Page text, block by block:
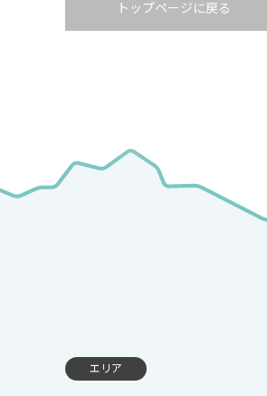
トップページに戻る
エリア